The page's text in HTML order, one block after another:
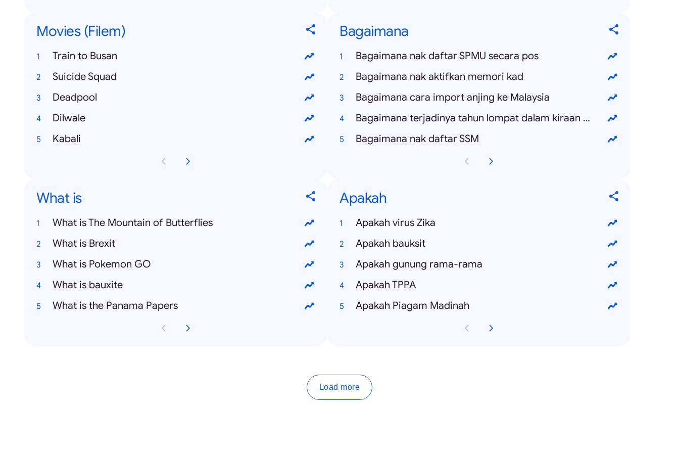
Movies (Filem)
Train to Busan
Suicide Squad
Deadpool
Dilwale
Kabali
Bagaimana
Bagaimana nak daftar SPMU secara pos
Bagaimana nak aktifkan memori kad
Bagaimana cara import anjing ke Malaysia
Bagaimana terjadinya tahun lompat dalam kiraan matematik
Bagaimana nak daftar SSM
What is
What is The Mountain of Butterflies
What is Brexit
What is Pokemon GO
What is bauxite
What is the Panama Papers
Apakah
Apakah virus Zika
Apakah bauksit
Apakah gunung rama-rama
Apakah TPPA
Apakah Piagam Madinah
Load more